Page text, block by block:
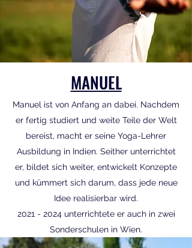
MANUEL
Manuel ist von Anfang an dabei. Nachdem
er fertig studiert und weite Teile der Welt
bereist, macht er seine Yoga-Lehrer
Ausbildung in Indien. Seither unterrichtet
er, bildet sich weiter, entwickelt Konzepte
und kümmert sich darum, dass jede neue
Idee realisierbar wird.
2021 - 2024unterrichtete er auch in zwei
Sonderschulen in Wien.